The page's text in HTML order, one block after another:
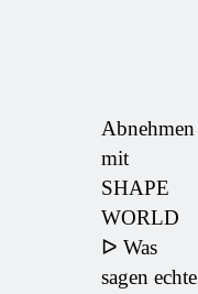
Abnehmen
mit
SHAPE
WORLD
ᐅ Was
sagen echte